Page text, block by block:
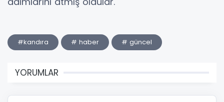
#kandıra # haber # güncel
YORUMLAR